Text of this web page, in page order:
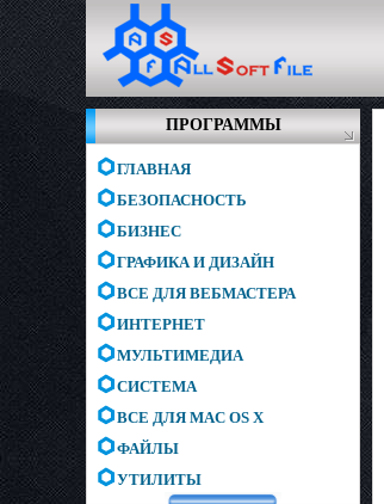
ПРОГРАММЫ
ГЛАВНАЯ
БЕЗОПАСНОСТЬ
БИЗНЕС
ГРАФИКА И ДИЗАЙН
ВСЕ ДЛЯ ВЕБМАСТЕРА
ИНТЕРНЕТ
МУЛЬТИМЕДИА
СИСТЕМА
ВСЕ ДЛЯ MAC OS X
ФАЙЛЫ
УТИЛИТЫ